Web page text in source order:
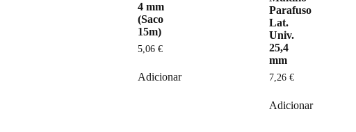
4 mm
(Saco
15m)
5,06 €
Adicionar
Parafuso
Lat.
Univ.
25,4
mm
7,26€
Adicionar